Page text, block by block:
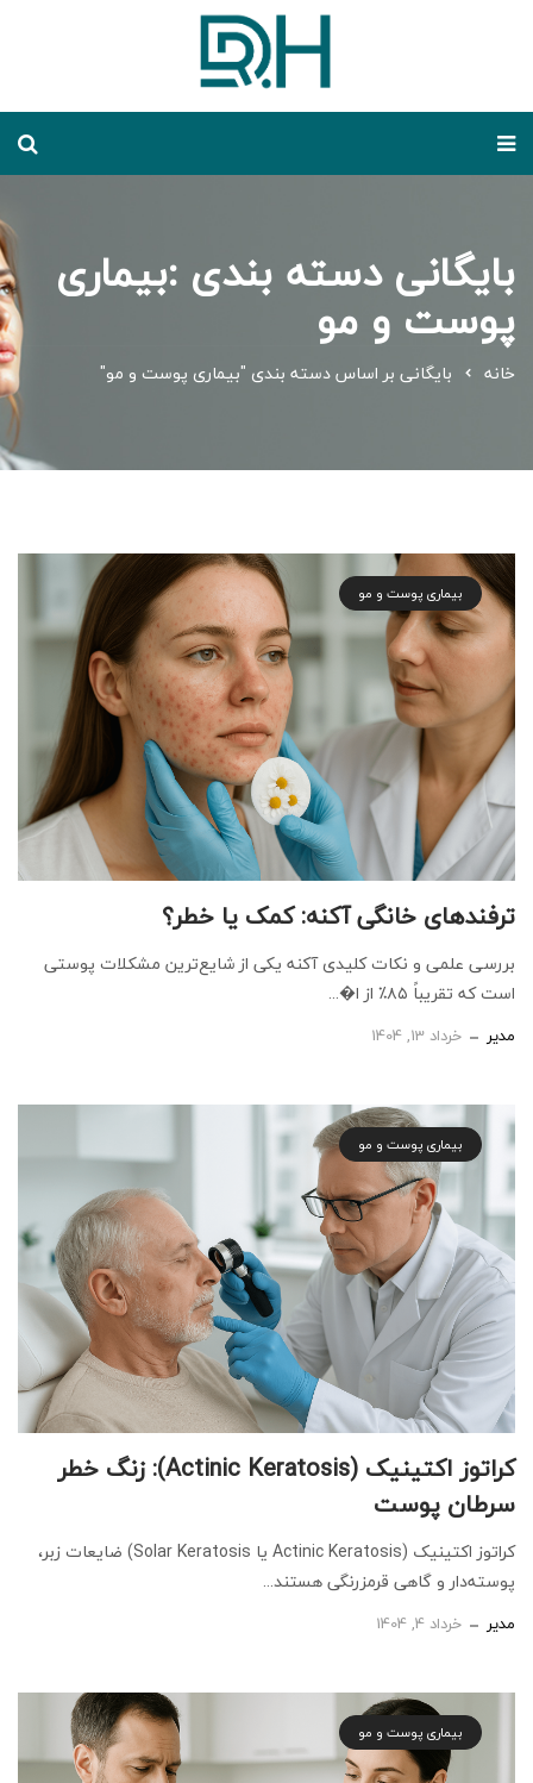
بایگانی دسته بندی :بیماری
پوست و مو
خانه بایگانی بر اساس دسته بندی "بیماری پوست و مو"
بیماری پوست و مو
ترفندهای خانگی آکنه: کمک یا خطر؟
بررسی علمی و نکات کلیدی آکنه یکی از شایع‌ترین مشکلات پوستی
است که تقریباً ۸۵٪ از ا�...
مدیر خرداد 13, 1404
بیماری پوست و مو
کراتوز اکتینیک (Actinic Keratosis): زنگ خطر
سرطان پوست
کراتوز اکتینیک (Actinic Keratosis یا Solar Keratosis) ضایعات زبر،
پوسته‌دار و گاهی قرمزرنگی هستند...
مدیر خرداد 4, 1404
بیماری پوست و مو